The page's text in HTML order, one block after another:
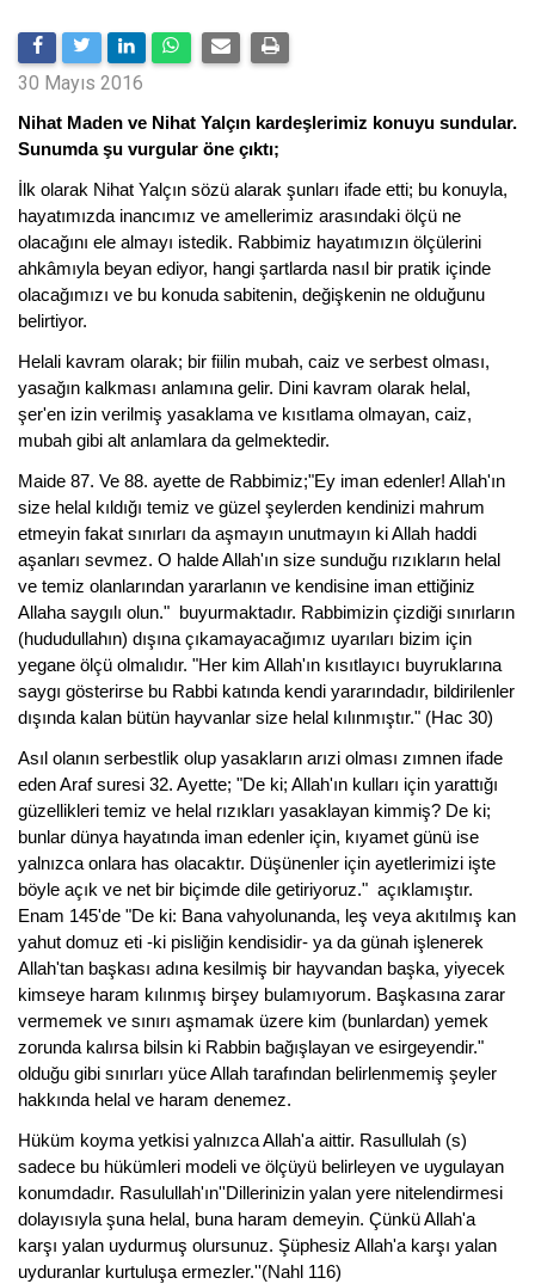
30 Mayıs 2016
Nihat Maden ve Nihat Yalçın kardeşlerimiz konuyu sundular.
Sunumda şu vurgular öne çıktı;
İlk olarak Nihat Yalçın sözü alarak şunları ifade etti; bu konuyla,
hayatımızda inancımız ve amellerimiz arasındaki ölçü ne
olacağını ele almayı istedik. Rabbimiz hayatımızın ölçülerini
ahkâmıyla beyan ediyor, hangi şartlarda nasıl bir pratik içinde
olacağımızı ve bu konuda sabitenin, değişkenin ne olduğunu
belirtiyor.
Helali kavram olarak; bir fiilin mubah, caiz ve serbest olması,
yasağın kalkması anlamına gelir. Dini kavram olarak helal,
şer'en izin verilmiş yasaklama ve kısıtlama olmayan, caiz,
mubah gibi alt anlamlara da gelmektedir.
Maide 87. Ve 88. ayette de Rabbimiz;"Ey iman edenler! Allah'ın
size helal kıldığı temiz ve güzel şeylerden kendinizi mahrum
etmeyin fakat sınırları da aşmayın unutmayın ki Allah haddi
aşanları sevmez. O halde Allah'ın size sunduğu rızıkların helal
ve temiz olanlarından yararlanın ve kendisine iman ettiğiniz
Allaha saygılı olun." buyurmaktadır. Rabbimizin çizdiği sınırların
(hududullahın) dışına çıkamayacağımız uyarıları bizim için
yegane ölçü olmalıdır. "Her kim Allah'ın kısıtlayıcı buyruklarına
saygı gösterirse bu Rabbi katında kendi yararındadır, bildirilenler
dışında kalan bütün hayvanlar size helal kılınmıştır." (Hac 30)
Asıl olanın serbestlik olup yasakların arızi olması zımnen ifade
eden Araf suresi 32. Ayette; "De ki; Allah'ın kulları için yarattığı
güzellikleri temiz ve helal rızıkları yasaklayan kimmiş? De ki;
bunlar dünya hayatında iman edenler için, kıyamet günü ise
yalnızca onlara has olacaktır. Düşünenler için ayetlerimizi işte
böyle açık ve net bir biçimde dile getiriyoruz." açıklamıştır.
Enam 145'de "De ki: Bana vahyolunanda, leş veya akıtılmış kan
yahut domuz eti -ki pisliğin kendisidir- ya da günah işlenerek
Allah'tan başkası adına kesilmiş bir hayvandan başka, yiyecek
kimseye haram kılınmış birşey bulamıyorum. Başkasına zarar
vermemek ve sınırı aşmamak üzere kim (bunlardan) yemek
zorunda kalırsa bilsin ki Rabbin bağışlayan ve esirgeyendir."
olduğu gibi sınırları yüce Allah tarafından belirlenmemiş şeyler
hakkında helal ve haram denemez.
Hüküm koyma yetkisi yalnızca Allah'a aittir. Rasullulah (s)
sadece bu hükümleri modeli ve ölçüyü belirleyen ve uygulayan
konumdadır. Rasulullah'ın''Dillerinizin yalan yere nitelendirmesi
dolayısıyla şuna helal, buna haram demeyin. Çünkü Allah'a
karşı yalan uydurmuş olursunuz. Şüphesiz Allah'a karşı yalan
uyduranlar kurtuluşa ermezler.''(Nahl 116)